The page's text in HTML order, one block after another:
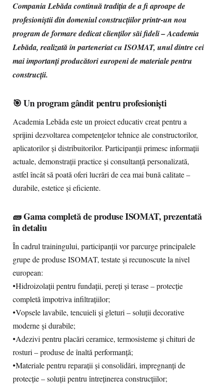
Compania Lebăda continuă tradiția de a fi aproape de
profesioniștii din domeniul construcțiilor printr-un nou
program de formare dedicat clienților săi fideli – Academia
Lebăda, realizată în parteneriat cu ISOMAT, unul dintre cei
mai importanți producători europeni de materiale pentru
construcții.
🎯 Un program gândit pentru profesioniști
Academia Lebăda este un proiect educativ creat pentru a
sprijini dezvoltarea competențelor tehnice ale constructorilor,
aplicatorilor și distribuitorilor. Participanții primesc informații
actuale, demonstrații practice și consultanță personalizată,
astfel încât să poată oferi lucrări de cea mai bună calitate –
durabile, estetice și eficiente.
🧱 Gama completă de produse ISOMAT, prezentată
în detaliu
În cadrul trainingului, participanții vor parcurge principalele
grupe de produse ISOMAT, testate și recunoscute la nivel
european:
•Hidroizolații pentru fundații, pereți și terase – protecție
completă împotriva infiltrațiilor;
•Vopsele lavabile, tencuieli și gleturi – soluții decorative
moderne și durabile;
•Adezivi pentru placări ceramice, termosisteme și chituri de
rosturi – produse de înaltă performanță;
•Materiale pentru reparații și consolidări, impregnanți de
protecție – soluții pentru întreținerea construcțiilor;